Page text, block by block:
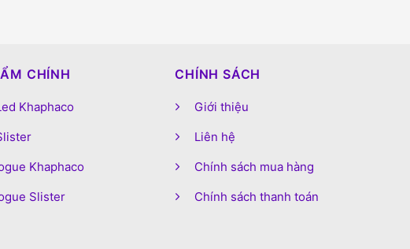
CHÍNH
Khaphaco
Khaphaco
Slister
CHÍNH SÁCH
Giới thiệu
Liên hệ
Chính sách mua hàng
Chính sách thanh toán